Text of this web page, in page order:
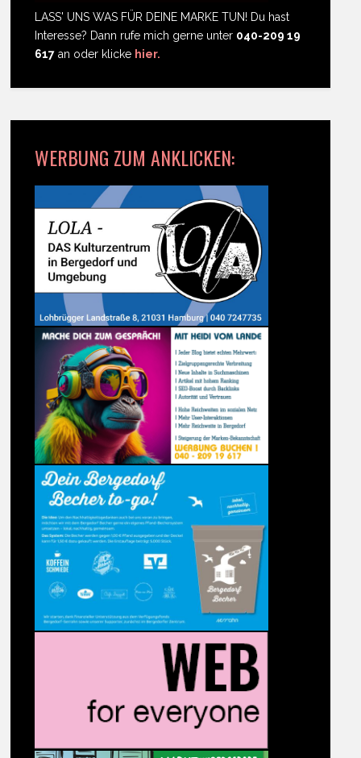
LASS' UNS WAS FÜR DEINE MARKE TUN! Du hast
Interesse? Dann rufe mich gerne unter 040-209 19
617 an oder klicke hier.
WERBUNG ZUM ANKLICKEN: